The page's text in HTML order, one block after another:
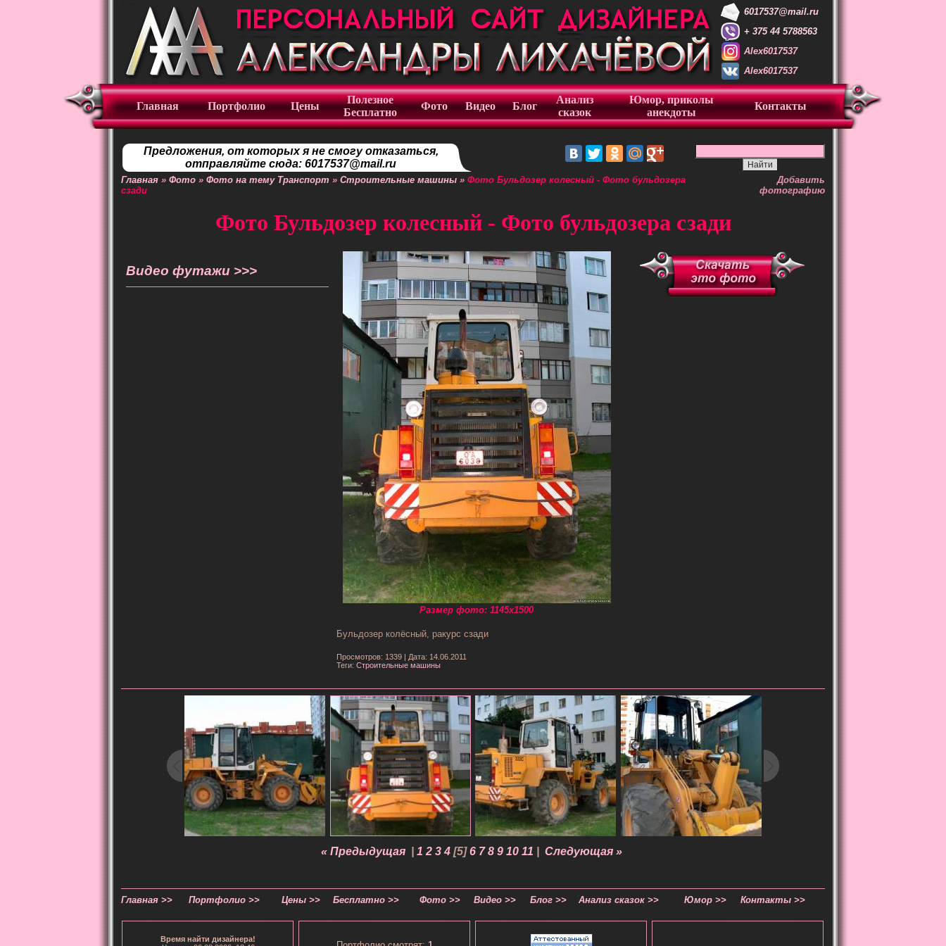
6017537@mail.ru
+ 375 44 5788563
Alex6017537
Alex6017537
Главная Портфолио Цены
Полезное
Бесплатно
Фото Видео Блог
Анализ
сказок
Юмор, приколы
анекдоты
Контакты
Предложения, от которых я не смогу отказаться,
отправляйте сюда: 6017537@mail.ru
Главная » Фото » Фото на тему Транспорт » Строительные машины » Фото Бульдозер колесный - Фото бульдозера
сзади
Добавить
фотографию
Фото Бульдозер колесный - Фото бульдозера сзади
Видео футажи >>>
Размер фото: 1145x1500
Бульдозер колёсный, ракурс сзади
Просмотров: 1339 | Дата: 14.06.2011
Теги: Строительные машины
« Предыдущая 1 2 3 4 [5]6 7 8 9 10 11 Следующая »
Главная >> Портфолио >> Цены >> Бесплатно >> Фото >> Видео >> Блог >> Анализ сказок >> Юмор >> Контакты >>
Время найти дизайнера!